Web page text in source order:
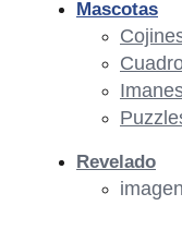
Mascotas
Revelado